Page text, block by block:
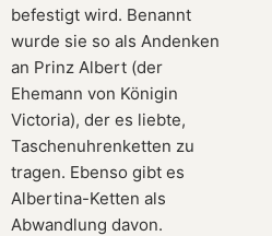
befestigt wird. Benannt
wurde sie so als Andenken
an Prinz Albert (der
Ehemann von Königin
Victoria), der es liebte,
Taschenuhrenketten zu
tragen. Ebenso gibt es
Albertina-Ketten als
Abwandlung davon.